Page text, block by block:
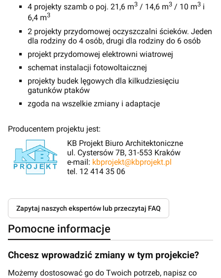
4 projekty szamb o poj. 21,6 m3 / 14,6 m3 / 10 m3 i
6,4 m3
2 projekty przydomowej oczyszczalni ścieków. Jeden
dla rodziny do 4 osób, drugi dla rodziny do 6 osób
projekt przydomowej elektrowni wiatrowej
schemat instalacji fotowoltaicznej
projekty budek lęgowych dla kilkudziesięciu
gatunków ptaków
zgoda na wszelkie zmiany i adaptacje
Producentem projektu jest:
KB Projekt Biuro Architektoniczne
ul. Cystersów 7B, 31-553 Kraków
e-mail: kbprojekt@kbprojekt.pl
tel. 12 414 35 06
Zapytaj naszych ekspertów lub przeczytaj FAQ
Pomocne informacje
Chcesz wprowadzić zmiany w tym projekcie?
Możemy dostosować go do Twoich potrzeb, napisz co